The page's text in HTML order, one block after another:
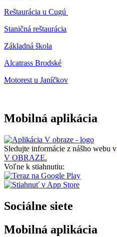
Reštaurácia u Cugú
Staničná reštaurácia
Základná škola
Alcatrass Brodské
Motorest u Janíčkov
Mobilná aplikácia
Sledujte informácie z nášho webu v
V OBRAZE.
Voľne k stiahnutiu:
Sociálne siete
Mobilná aplikácia